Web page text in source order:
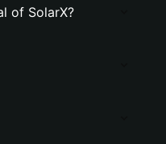
of SolarX?